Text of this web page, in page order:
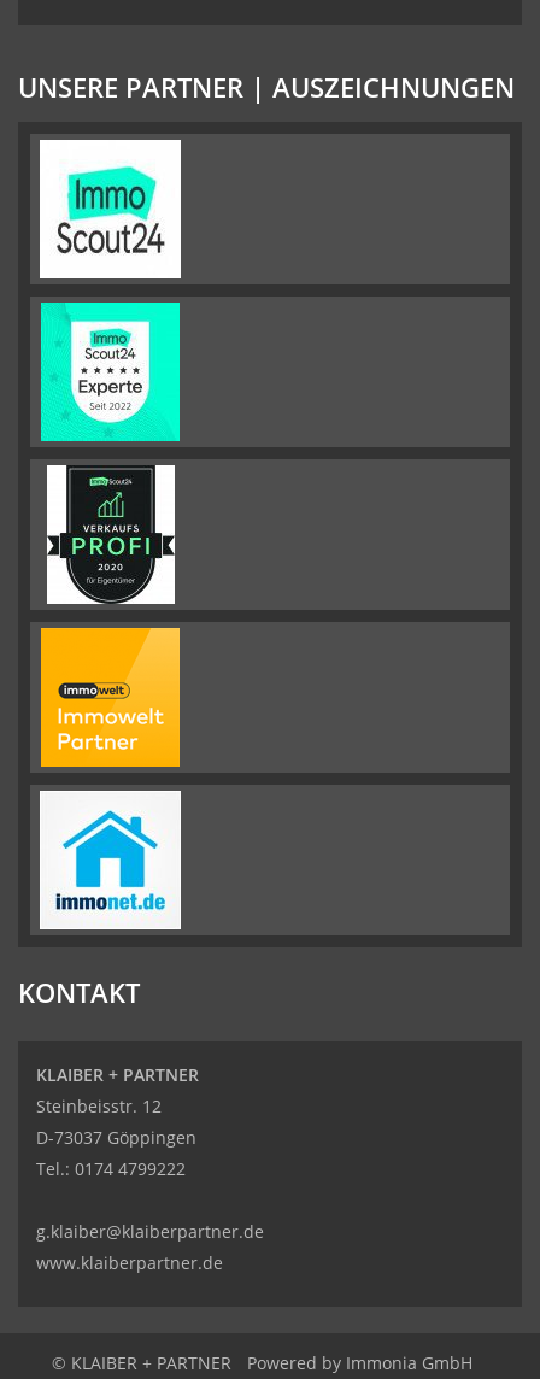
UNSERE PARTNER | AUSZEICHNUNGEN
KONTAKT
KLAIBER + PARTNER
Steinbeisstr. 12
D-73037 Göppingen
Tel.: 0174 4799222
g.klaiber@klaiberpartner.de
www.klaiberpartner.de
© KLAIBER + PARTNER Powered by Immonia GmbH